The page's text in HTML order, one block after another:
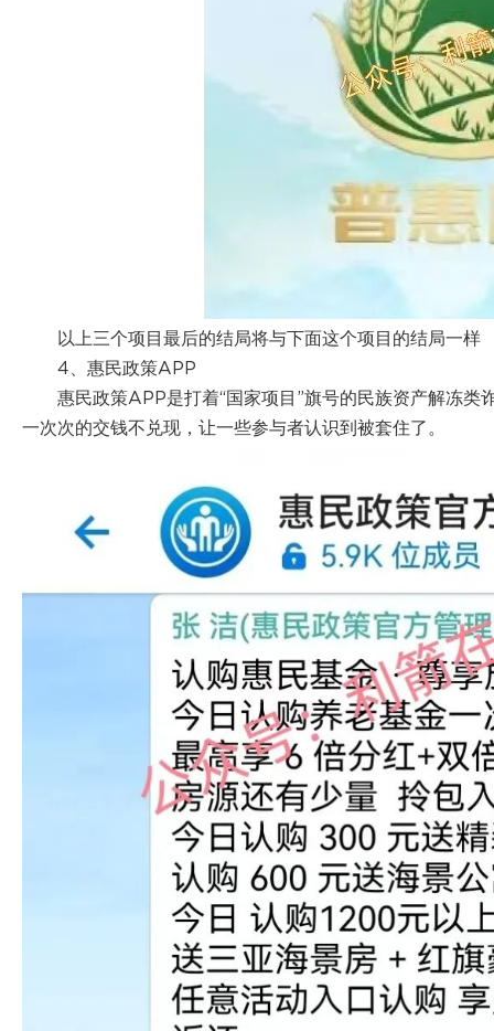
以上三个项目最后的结局将与下面这个项目的结局一样
4、惠民政策APP
惠民政策APP是打着“国家项目”旗号的民族资产解冻
一次次的交钱不兑现，让一些参与者认识到被套住了。